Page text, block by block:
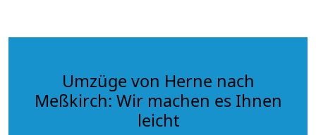
Umzüge von Herne nach
Meßkirch: Wir machen es Ihnen
leicht